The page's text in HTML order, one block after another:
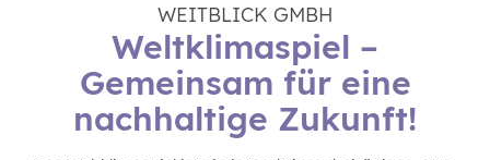
WEITBLICK GMBH
Weltklimaspiel –
Gemeinsam für eine
nachhaltige Zukunft!